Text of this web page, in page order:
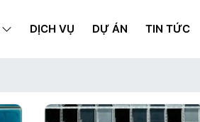
DỊCH VỤ DỰ ÁN TIN TỨC